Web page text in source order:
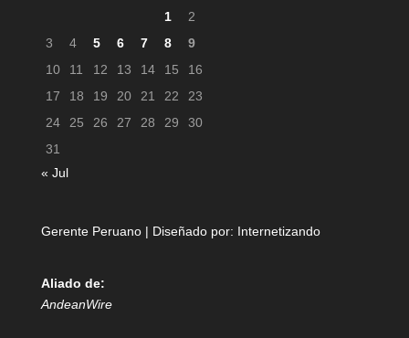
1
2
3
4 5 6 7 8
9
10
11 12 13 14 15
16
17
18 19 20 21 22
23
24
25 26 27 28 29
30
31
« Jul
Gerente Peruano | Diseñado por: Internetizando
Aliado de:
AndeanWire